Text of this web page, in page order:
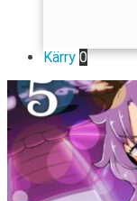
Kärry 0